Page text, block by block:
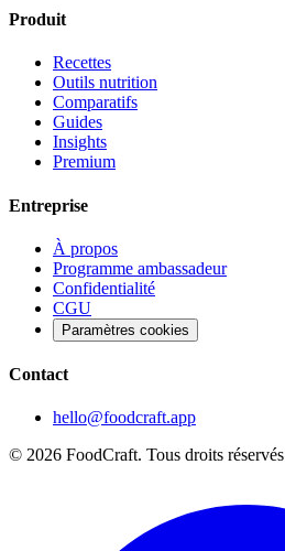
Produit
Recettes
Outils nutrition
Comparatifs
Guides
Insights
Premium
Entreprise
À propos
Programme ambassadeur
Confidentialité
CGU
Paramètres cookies
Contact
hello@foodcraft.app
© 2026 FoodCraft. Tous droits réservés